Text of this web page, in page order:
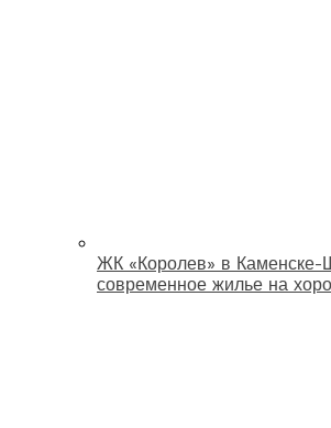
ЖК «Королев» в
современное жилье на